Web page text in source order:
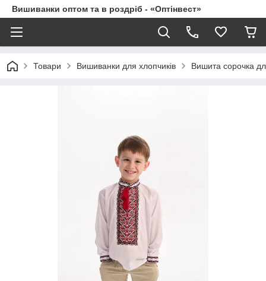
Вишиванки оптом та в роздріб - «Оптінвест»
Товари Вишиванки для хлопчиків Вишита сорочка